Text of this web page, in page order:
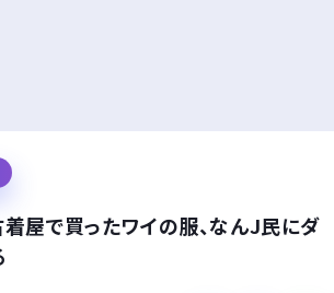
屋で買ったワイの服、なんJ民にダ